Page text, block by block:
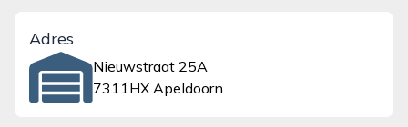
Adres
Nieuwstraat 25A
7311HX Apeldoorn